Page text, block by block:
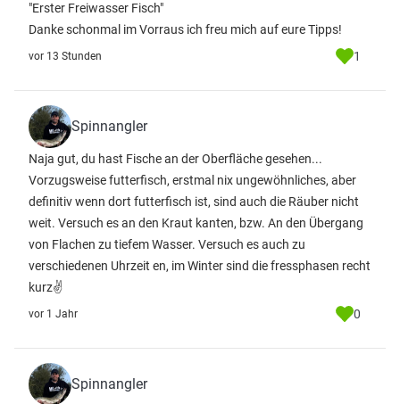
"Erster Freiwasser Fisch"
Danke schonmal im Vorraus ich freu mich auf eure Tipps!
vor 13 Stunden 1
Spinnangler
Naja gut, du hast Fische an der Oberfläche gesehen...
Vorzugsweise futterfisch, erstmal nix ungewöhnliches, aber
definitiv wenn dort futterfisch ist, sind auch die Räuber nicht
weit. Versuch es an den Kraut kanten, bzw. An den Übergang
von Flachen zu tiefem Wasser. Versuch es auch zu
verschiedenen Uhrzeit en, im Winter sind die fressphasen recht
kurz✌️
vor 1 Jahr 0
Spinnangler